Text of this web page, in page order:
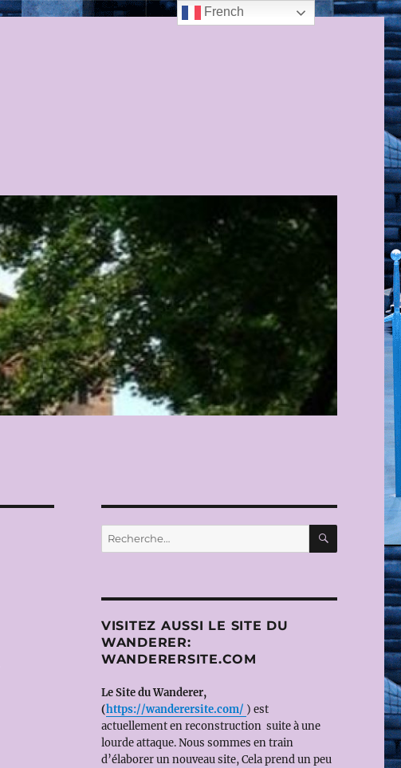
Recherche
pour :
VISITEZ AUSSI LE SITE DU
WANDERER:
WANDERERSITE.COM
Le Site du Wanderer,
(https://wanderersite.com/ ) est
actuellement en reconstruction suite à une
lourde attaque. Nous sommes en train
d’élaborer un nouveau site, Cela prend un peu
French